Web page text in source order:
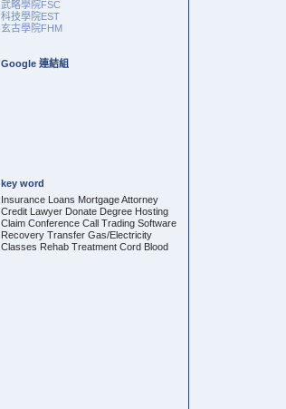
武略學院FSC
科技學院EST
玄古學院FHM
Google 連結組
key word
Insurance Loans Mortgage Attorney
Credit Lawyer Donate Degree Hosting
Claim Conference Call Trading Software
Recovery Transfer Gas/Electricity
Classes Rehab Treatment Cord Blood